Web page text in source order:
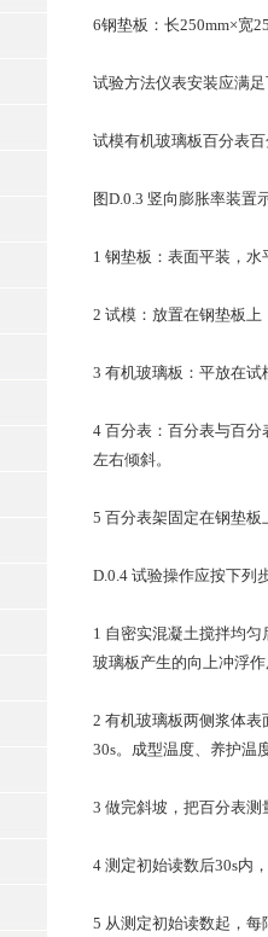
6钢垫板：长250mm×宽
试验方法仪表安装应满
试模有机玻璃板百分表
图D.0.3 竖向膨胀率装置
1 钢垫板：表面平装，
2 试模：放置在钢垫板上
3 有机玻璃板：平放在
4 百分表：百分表与百
左右倾斜。
5 百分表架固定在钢垫
D.0.4 试验操作应按下列
1 自密实混凝土搅拌均
玻璃板产生的向上冲浮
2 有机玻璃板两侧浆体
30s。成型温度、养护温
3 做完斜坡，把百分表
4 测定初始读数后30s内
5 从测定初始读数起，